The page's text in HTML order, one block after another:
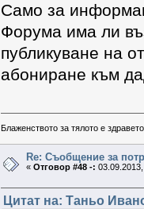
Само за
Форума има ли
публикуване на
абониране към
Блаженството за тялото е
Re: Съобщение за
«Отговор #48 -:
Цитат на: Таньо